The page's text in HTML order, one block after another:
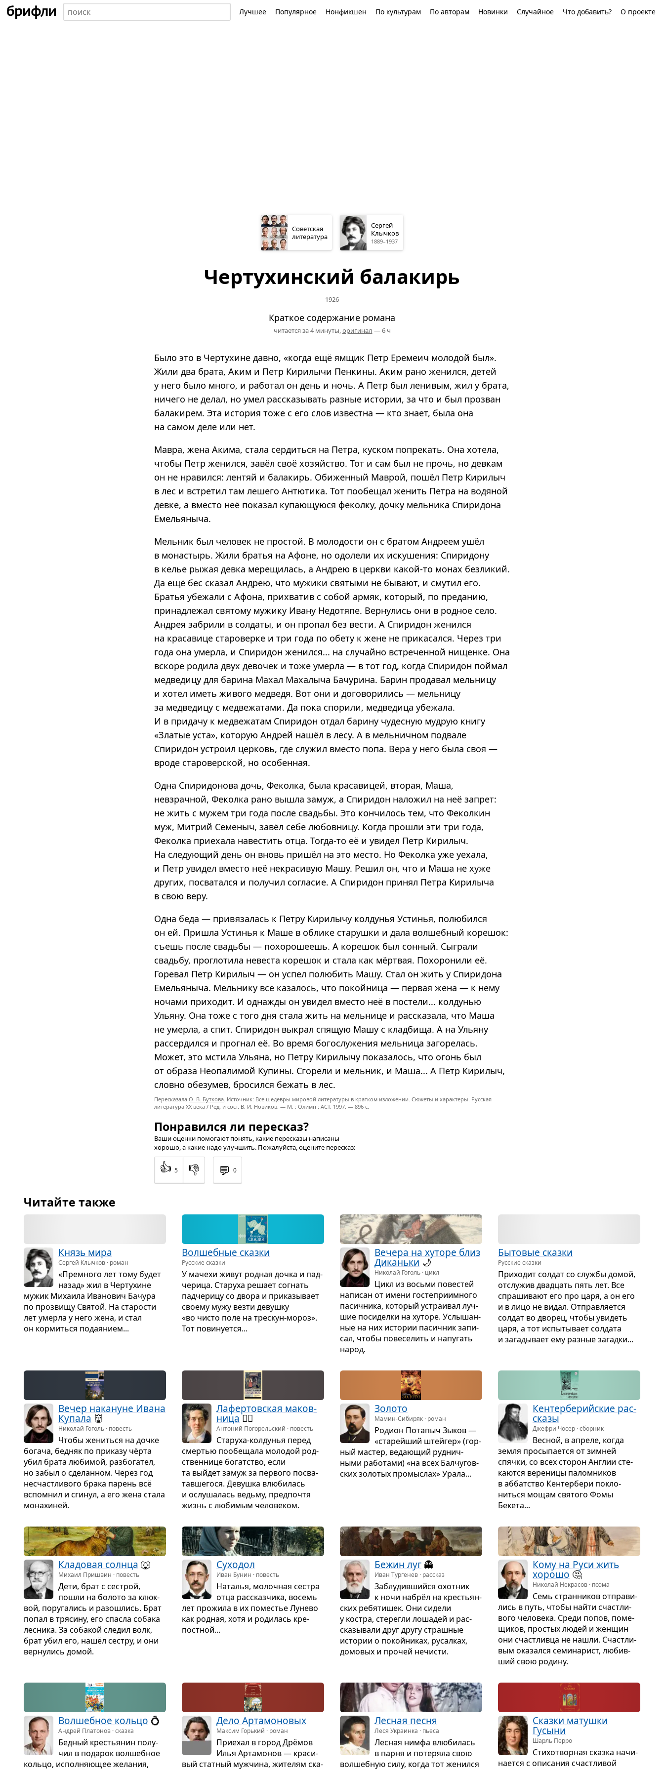
Лучшее Популярное Нонфикшен По культурам По авторам Новинки Случайное Что добавить? О проекте
Советская
литература
Сергей
Клычков
1889–1937
Чертухинский балакирь
1926
Краткое содержание романа
читается за 4 минуты, оригинал — 6 ч
Было это в Чертухине давно, «когда ещё ямщик Петр Еремеич молодой был».
Жили два брата, Аким и Петр Кирилычи Пенкины. Аким рано женился, детей
у него было много, и работал он день и ночь. А Петр был ленивым, жил у брата,
ничего не делал, но умел рассказывать разные истории, за что и был прозван
балакирем. Эта история тоже с его слов известна — кто знает, была она
на самом деле или нет.
Мавра, жена Акима, стала сердиться на Петра, куском попрекать. Она хотела,
чтобы Петр женился, завёл своё хозяйство. Тот и сам был не прочь, но девкам
он не нравился: лентяй и балакирь. Обиженный Маврой, пошёл Петр Кирилыч
в лес и встретил там лешего Антютика. Тот пообещал женить Петра на водяной
девке, а вместо неё показал купающуюся феколку, дочку мельника Спиридона
Емельяныча.
Мельник был человек не простой. В молодости он с братом Андреем ушёл
в монастырь. Жили братья на Афоне, но одолели их искушения: Спиридону
в келье рыжая девка мерещилась, а Андрею в церкви какой-то монах безликий.
Да ещё бес сказал Андрею, что мужики святыми не бывают, и смутил его.
Братья убежали с Афона, прихватив с собой армяк, который, по преданию,
принадлежал святому мужику Ивану Недотяпе. Вернулись они в родное село.
Андрея забрили в солдаты, и он пропал без вести. А Спиридон женился
на красавице староверке и три года по обету к жене не прикасался. Через три
года она умерла, и Спиридон женился... на случайно встреченной нищенке. Она
вскоре родила двух девочек и тоже умерла — в тот год, когда Спиридон поймал
медведицу для барина Махал Махалыча Бачурина. Барин продавал мельницу
и хотел иметь живого медведя. Вот они и договорились — мельницу
за медведицу с медвежатами. Да пока спорили, медведица убежала.
И в придачу к медвежатам Спиридон отдал барину чудесную мудрую книгу
«Златые уста», которую Андрей нашёл в лесу. А в мельничном подвале
Спиридон устроил церковь, где служил вместо попа. Вера у него была своя —
вроде староверской, но особенная.
Одна Спиридонова дочь, Феколка, была красавицей, вторая, Маша,
невзрачной, Феколка рано вышла замуж, а Спиридон наложил на неё запрет:
не жить с мужем три года после свадьбы. Это кончилось тем, что Феколкин
муж, Митрий Семеныч, завёл себе любовницу. Когда прошли эти три года,
Феколка приехала навестить отца. Тогда-то её и увидел Петр Кирилыч.
На следующий день он вновь пришёл на это место. Но Феколка уже уехала,
и Петр увидел вместо неё некрасивую Машу. Решил он, что и Маша не хуже
других, посватался и получил согласие. А Спиридон принял Петра Кирилыча
в свою веру.
Одна беда — привязалась к Петру Кирилычу колдунья Устинья, полюбился
он ей. Пришла Устинья к Маше в облике старушки и дала волшебный корешок:
съешь после свадьбы — похорошеешь. А корешок был сонный. Сыграли
свадьбу, проглотила невеста корешок и стала как мёртвая. Похоронили её.
Горевал Петр Кирилыч — он успел полюбить Машу. Стал он жить у Спиридона
Емельяныча. Мельнику все казалось, что покойница — первая жена — к нему
ночами приходит. И однажды он увидел вместо неё в постели... колдунью
Ульяну. Она тоже с того дня стала жить на мельнице и рассказала, что Маша
не умерла, а спит. Спиридон выкрал спящую Машу с кладбища. А на Ульяну
рассердился и прогнал её. Во время богослужения мельница загорелась.
Может, это мстила Ульяна, но Петру Кирилычу показалось, что огонь был
от образа Неопалимой Купины. Сгорели и мельник, и Маша... А Петр Кирилыч,
словно обезумев, бросился бежать в лес.
Пересказала О. В. Буткова . Источник: Все шедевры мировой литературы в кратком изложении. Сюжеты и характеры. Русская
литература XX века / Ред. и сост. В. И. Новиков. — М. : Олимп : ACT, 1997. — 896 с.
Понравился ли пересказ?
Ваши оценки помогают понять, какие пересказы написаны
хорошо, а какие надо улучшить. Пожалуйста, оцените пересказ:
👍 5 👎 💬 0
Читайте также
Князь мира
Сергей Клычков · роман
«Прем­ного лет тому будет
назад» жил в Чер­ту­хине
мужик Миха­ила Ива­но­вич Бачура
по про­звищу Свя­той. На ста­ро­сти
лет умерла у него жена, и стал
он кор­миться пода­я­нием...
Вол­шеб­ные сказки
Русские сказки
У мачехи живут род­ная дочка и пад­
че­рица. Ста­руха решает согнать
пад­че­рицу со двора и при­ка­зы­вает
сво­ему мужу везти девушку
«во чисто поле на трес­кун-мороз».
Тот пови­ну­ется...
Вечера на хуторе близ
Диканьки 🌙
Николай Гоголь · цикл
Цикл из восьми пове­стей
напи­сан от имени госте­при­им­ного
пасич­ника, кото­рый устра­и­вал луч­
шие поси­делки на хуторе. Услы­шан­
ные на них исто­рии пасич­ник запи­
сал, чтобы пове­се­лить и напу­гать
народ.
Быто­вые сказки
Русские сказки
При­хо­дит сол­дат со службы домой,
отслу­жив два­дцать пять лет. Все
спра­ши­вают его про царя, а он его
и в лицо не видал. Отправ­ля­ется
сол­дат во дво­рец, чтобы уви­деть
царя, а тот испы­ты­вает сол­дата
и зага­ды­вает ему раз­ные загадки...
Вечер нака­нуне Ивана
Купала 👹
Николай Гоголь · повесть
Чтобы жениться на дочке
богача, бед­няк по при­казу чёрта
убил брата люби­мой, раз­бо­га­тел,
но забыл о сде­лан­ном. Через год
несчаст­ли­вого брака парень всё
вспо­мнил и сги­нул, а его жена стала
мона­хи­ней.
Лафер­тов­ская маков­
ница🧙‍♀️
Антоний Погорельский · повесть
Ста­руха-кол­ду­нья перед
смер­тью пообе­щала моло­дой род­
ствен­нице богат­ство, если
та выйдет замуж за пер­вого посва­
тав­ше­гося. Девушка влю­би­лась
и ослу­ша­лась ведьму, пред­по­чтя
жизнь с люби­мым чело­ве­ком.
Золото
Мамин-Сибиряк · роман
Родион Пота­пыч Зыков —
«ста­рейший штейгер» (гор­
ный мастер, веда­ю­щий руд­нич­
ными рабо­тами) «на всех Бал­чу­гов­
ских золо­тых про­мыс­лах» Урала...
Кен­тер­бе­рийские рас­
сказы
Джефри Чосер · сборник
Вес­ной, в апреле, когда
земля про­сы­па­ется от зим­ней
спячки, со всех сто­рон Англии сте­
ка­ются вере­ницы палом­ни­ков
в аббат­ство Кен­тер­бери покло­
ниться мощам свя­того Фомы
Бекета...
Кла­до­вая солнца 🐺
Михаил Пришвин · повесть
Дети, брат с сестрой,
пошли на болото за клюк­
вой, пору­га­лись и разо­шлись. Брат
попал в тря­сину, его спа­сла собака
лес­ника. За соба­кой сле­дил волк,
брат убил его, нашёл сестру, и они
вер­ну­лись домой.
Сухо­дол
Иван Бунин · повесть
Ната­лья, молоч­ная сестра
отца рас­сказ­чика, восемь
лет про­жила в их поме­стье Лунево
как род­ная, хотя и роди­лась кре­
пост­ной...
Бежин луг 👻
Иван Тургенев · рассказ
Заблу­див­шийся охот­ник
к ночи набрёл на кре­стьян­
ских ребя­ти­шек. Они сидели
у костра, сте­регли лоша­дей и рас­
ска­зы­вали друг другу страш­ные
исто­рии о покой­ни­ках, русал­ках,
домо­вых и про­чей нечи­сти.
Кому на Руси жить
хорошо 🤔
Николай Некрасов · поэма
Семь стран­ни­ков отпра­ви­
лись в путь, чтобы найти счаст­ли­
вого чело­века. Среди попов, поме­
щи­ков, про­стых людей и жен­щин
они счаст­ливца не нашли. Счаст­ли­
вым ока­зался семи­на­рист, любив­
ший свою родину.
Вол­шеб­ное кольцо 💍
Андрей Платонов · сказка
Бед­ный кре­стья­нин полу­
чил в пода­рок вол­шеб­ное
кольцо, испол­ня­ю­щее жела­ния,
Дело Арта­мо­но­вых
Максим Горький · роман
При­е­хал в город Дрёмов
Илья Арта­мо­нов — кра­си­
вый стат­ный муж­чина, жите­лям ска­
Лес­ная песня
Леся Украинка · пьеса
Лес­ная нимфа влю­би­лась
в парня и поте­ряла свою
вол­шеб­ную силу, когда тот женился
Сказки матушки
Гусыни
Шарль Перро
Сти­хо­твор­ная сказка начи­
на­ется с опи­са­ния счаст­ли­вой